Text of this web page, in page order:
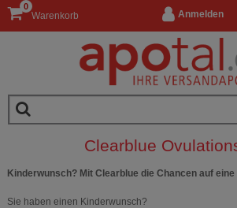
Anmelden
Warenkorb
0
Clearblue
Kinderwunsch? Mit Clearblue die Chancen auf
Sie haben einen Kinderwunsch?